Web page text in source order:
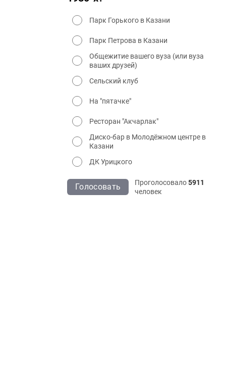
Парк Горького в Казани
Парк Петрова в Казани
Общежитие вашего вуза (или вуза
ваших друзей)
Сельский клуб
На "пятачке"
Ресторан "Акчарлак"
Диско-бар в Молодёжном центре в
Казани
ДК Урицкого
Голосовать Проголосовало5911
человек